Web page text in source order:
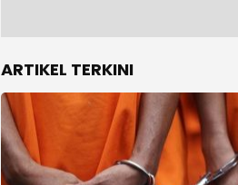
ARTIKEL TERKINI